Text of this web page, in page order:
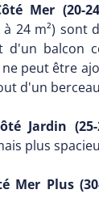
Mer (20-
à 24 m²)
d'un balcon
peut être
d'un
Jardin (25-
plus
Mer Plus